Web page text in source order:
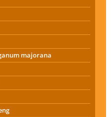
majorana